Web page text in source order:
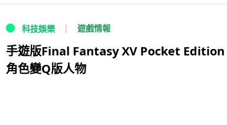
科技娛樂 遊戲情報
手遊版Final Fantasy XV Pocket
角色變Q版人物